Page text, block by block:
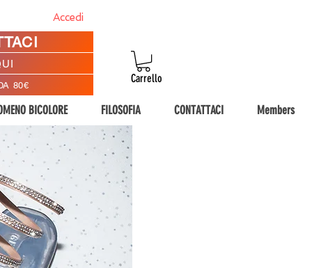
Accedi
80€ Carrello
BICOLORE FILOSOFIA CONTATTACI Members